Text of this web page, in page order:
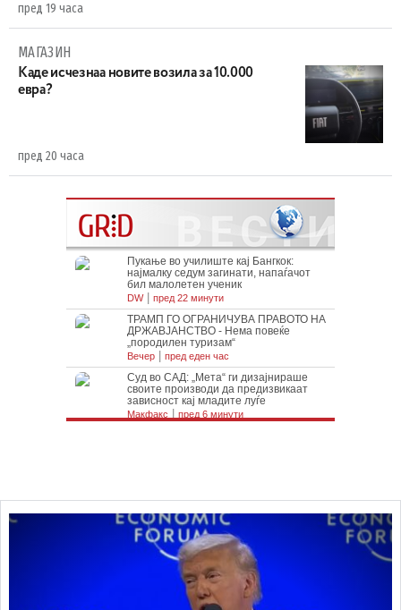
пред 19 часа
МАГАЗИН
Каде исчезнаа новите возила за 10.000
евра?
пред 20 часа